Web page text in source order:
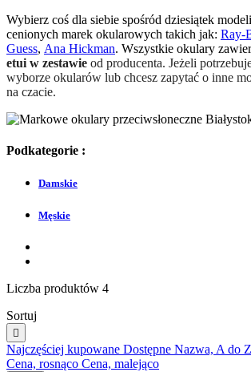
Wybierz coś dla siebie spośród dziesiątek
cenionych marek okularowych takich jak: Ray-
Guess, Ana Hickman. Wszystkie okulary
etui w zestawie od producenta. Jeżeli
wyborze okularów lub chcesz zapytać o inne
na czacie.
Podkategorie :
Damskie
Męskie
Liczba produktów 4
Sortuj

Najczęściej kupowane Dostępne Nazwa, A do Z
Cena, rosnąco Cena, malejąco